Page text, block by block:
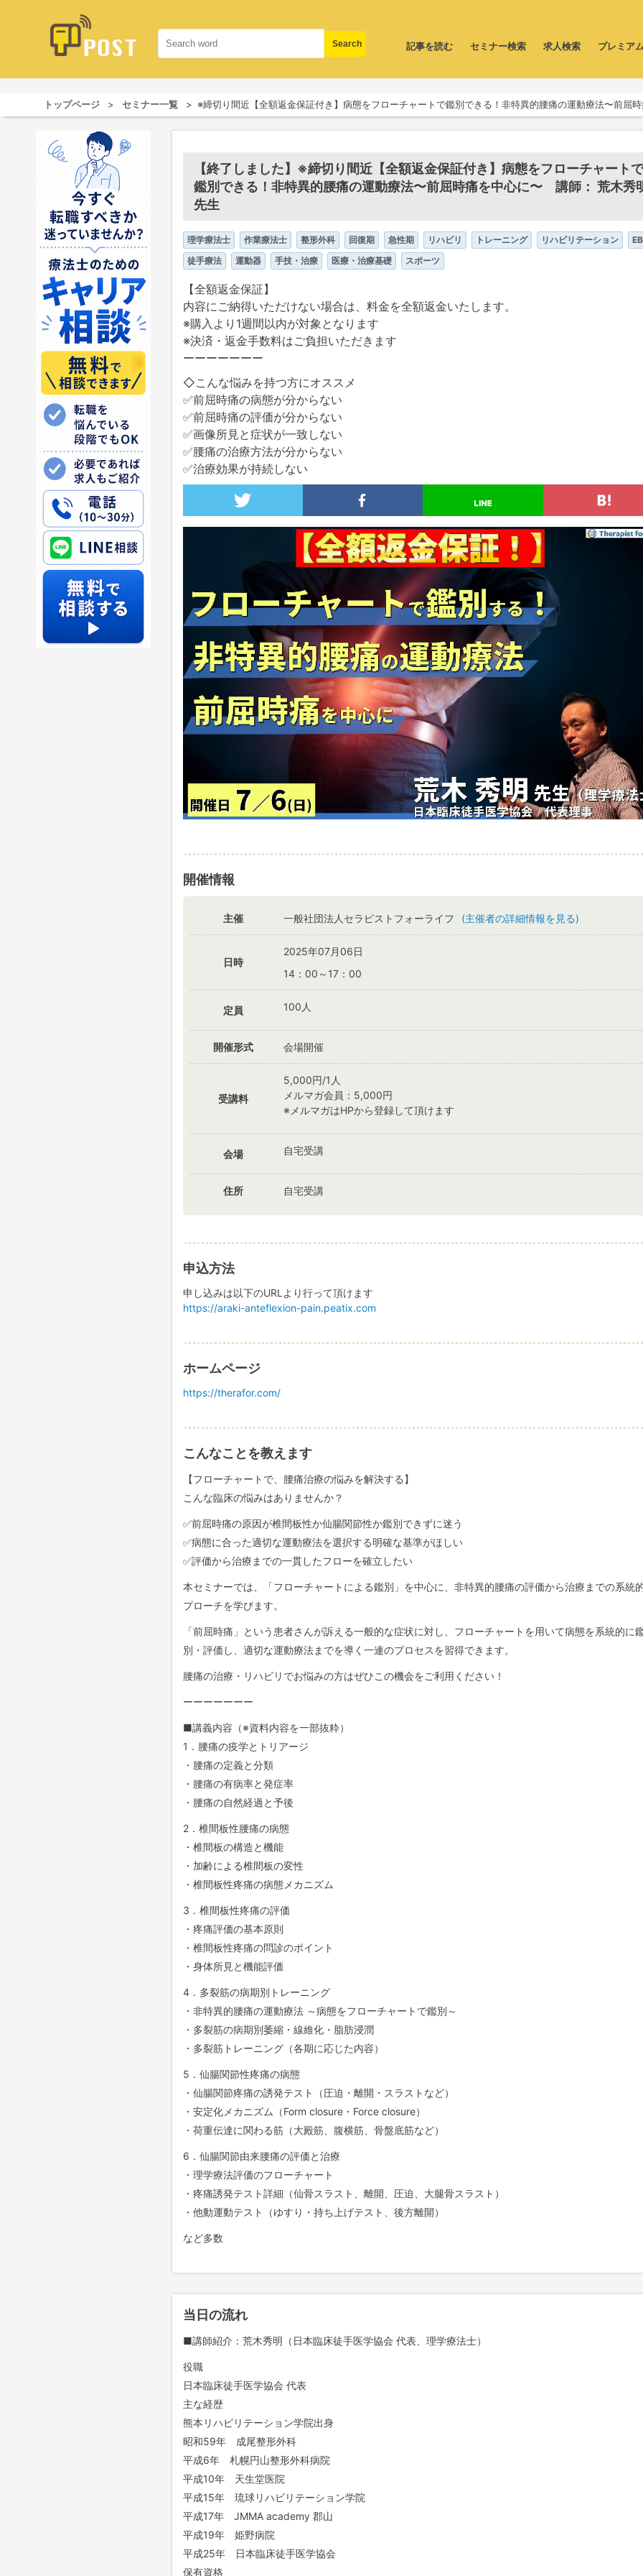
記事を読む セミナー検索 求人検索 プレミア
トップページ セミナー一覧 ※締切り間近【全額返金保証付き】病態をフローチャートで鑑別できる！非特異的腰痛の運動療法〜前屈
【終了しました】※締切り間近【全額返金保証付き】病態をフローチャートで
鑑別できる！非特異的腰痛の運動療法〜前屈時痛を中心に〜 講師： 荒木秀
先生
理学療法士 作業療法士 整形外科 回復期 急性期 リハビリ トレーニング リハビリテーション
徒手療法
運動器 手技・治療 医療・治療基礎 スポーツ
【全額返金保証】
内容にご納得いただけない場合は、料金を全額返金いたします。
※購入より1週間以内が対象となります
※決済・返金手数料はご負担いただきます
ーーーーーーー
◇こんな悩みを持つ方にオススメ
✅前屈時痛の病態が分からない
✅前屈時痛の評価が分からない
✅画像所見と症状が一致しない
✅腰痛の治療方法が分からない
✅治療効果が持続しない
開催情報
主催 一般社団法人セラピストフォーライフ (主催者の詳細情報を見る)
日時
2025年07月06日
14：00～17：00
定員 100人
開催形式 会場開催
受講料
5,000円/1人
メルマガ会員：5,000円
※メルマガはHPから登録して頂けます
会場 自宅受講
住所 自宅受講
申込方法
申し込みは以下のURLより行って頂けます
https://araki-anteflexion-pain.peatix.com
ホームページ
https://therafor.com/
こんなことを教えます
【フローチャートで、腰痛治療の悩みを解決する】
こんな臨床の悩みはありませんか？
✅前屈時痛の原因が椎間板性か仙腸関節性か鑑別できずに迷う
✅病態に合った適切な運動療法を選択する明確な基準がほしい
✅評価から治療までの一貫したフローを確立したい
本セミナーでは、「フローチャートによる鑑別」を中心に、非特異的腰痛の評価から治療までの系統
プローチを学びます。
「前屈時痛」という患者さんが訴える一般的な症状に対し、フローチャートを用いて病態を系統的に
別・評価し、適切な運動療法までを導く一連のプロセスを習得できます。
腰痛の治療・リハビリでお悩みの方はぜひこの機会をご利用ください！
ーーーーーーー
■講義内容（※資料内容を一部抜粋）
1．腰痛の疫学とトリアージ
・腰痛の定義と分類
・腰痛の有病率と発症率
・腰痛の自然経過と予後
2．椎間板性腰痛の病態
・椎間板の構造と機能
・加齢による椎間板の変性
・椎間板性疼痛の病態メカニズム
3．椎間板性疼痛の評価
・疼痛評価の基本原則
・椎間板性疼痛の問診のポイント
・身体所見と機能評価
4．多裂筋の病期別トレーニング
・非特異的腰痛の運動療法 ～病態をフローチャートで鑑別～
・多裂筋の病期別萎縮・線維化・脂肪浸潤
・多裂筋トレーニング（各期に応じた内容）
5．仙腸関節性疼痛の病態
・仙腸関節疼痛の誘発テスト（圧迫・離開・スラストなど）
・安定化メカニズム（Form closure・Force closure）
・荷重伝達に関わる筋（大殿筋、腹横筋、骨盤底筋など）
6．仙腸関節由来腰痛の評価と治療
・理学療法評価のフローチャート
・疼痛誘発テスト詳細（仙骨スラスト、離開、圧迫、大腿骨スラスト）
・他動運動テスト（ゆすり・持ち上げテスト、後方離開）
など多数
当日の流れ
■講師紹介：荒木秀明（日本臨床徒手医学協会 代表、理学療法士）
役職
日本臨床徒手医学協会 代表
主な経歴
熊本リハビリテーション学院出身
昭和59年 成尾整形外科
平成6年 札幌円山整形外科病院
平成10年 天生堂医院
平成15年 琉球リハビリテーション学院
平成17年 JMMA academy 郡山
平成19年 姫野病院
平成25年 日本臨床徒手医学協会
保有資格